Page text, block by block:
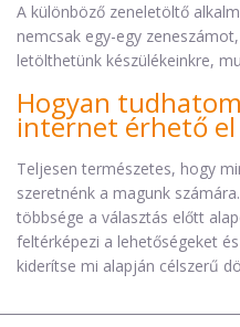
A különböző zeneletöltő
nemcsak egy-egy
letölthetünk készülékeinkre,
Hogyan
internet érhető el
Teljesen természetes, hogy
szeretnénk a magunk
többsége a választás előtt
feltérképezi a lehetőségeket
kiderítse mi alapján célszerű